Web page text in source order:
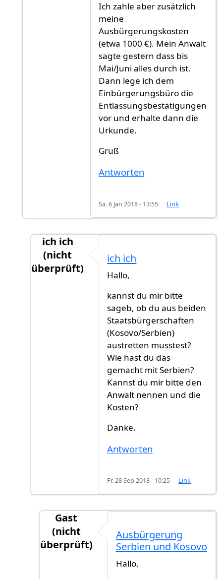
Ich zahle aber zusätzlich
meine
Ausbürgerungskosten
(etwa 1000 €). Mein Anwalt
sagte gestern dass bis
Mai/Juni alles durch ist.
Dann lege ich dem
Einbürgerungsbüro die
Entlassungsbestätigungen
vor und erhalte dann die
Urkunde.
Gruß
Antworten
Sa. 6 Jan 2018 - 13:55 Link
ich ich
(nicht
überprüft)
Die Rechnung bezahlt man,
ich ich
Hallo,
kannst du mir bitte
sageb, ob du aus beiden
Staatsbürgerschaften
(Kosovo/Serbien)
austretten musstest?
Wie hast du das
gemacht mit Serbien?
Kannst du mir bitte den
Anwalt nennen und die
Kosten?
Danke.
Antworten
Fr. 28 Sep 2018 - 10:25 Link
Gast
(nicht
überprüft)
ich ich von
Ausbürgerung
Serbien und Kosovo
Hallo,